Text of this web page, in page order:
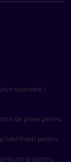
rezervate /
de piese pentru
lubrifianti pentru
și pentru